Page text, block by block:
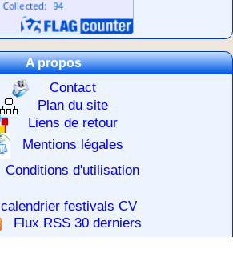
A propos
Contact
Plan du site
Liens de retour
Mentions légales
Conditions d'utilisation
calendrier festivals CV
Flux RSS 30 derniers